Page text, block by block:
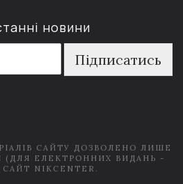
новини
Підписатись
САЙТУ ДОЗВОЛЕНО ЛИШЕ
(ДЛЯ ЕЛЕКТРОННИХ ВИДАНЬ -
NIKCENTER.